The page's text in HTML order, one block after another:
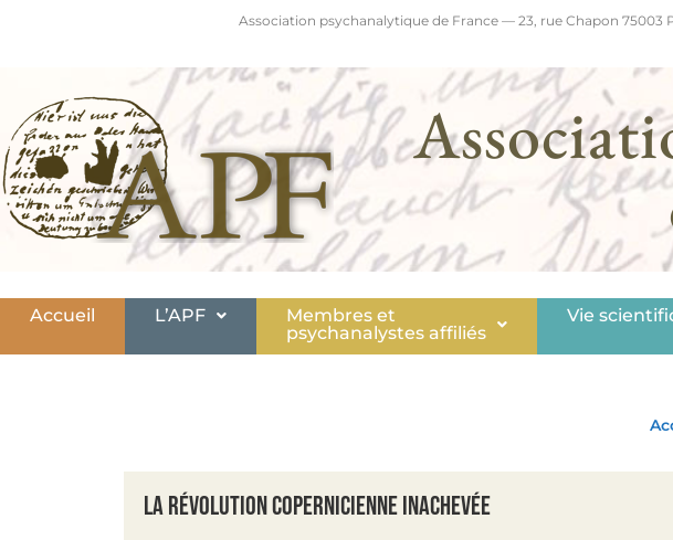
Association psychanalytique de France — 23, rue Chapon 75003
Accueil L’APF
Membres et
psychanalystes affiliés
Vie
La révolution copernicienne inachevée